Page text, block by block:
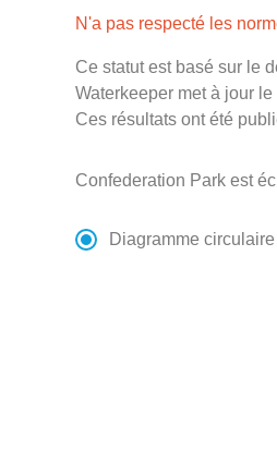
N'a pas respecté les
Ce statut est basé sur le
Waterkeeper met à jour
Ces résultats ont été
Confederation Park est
Diagramme circulaire